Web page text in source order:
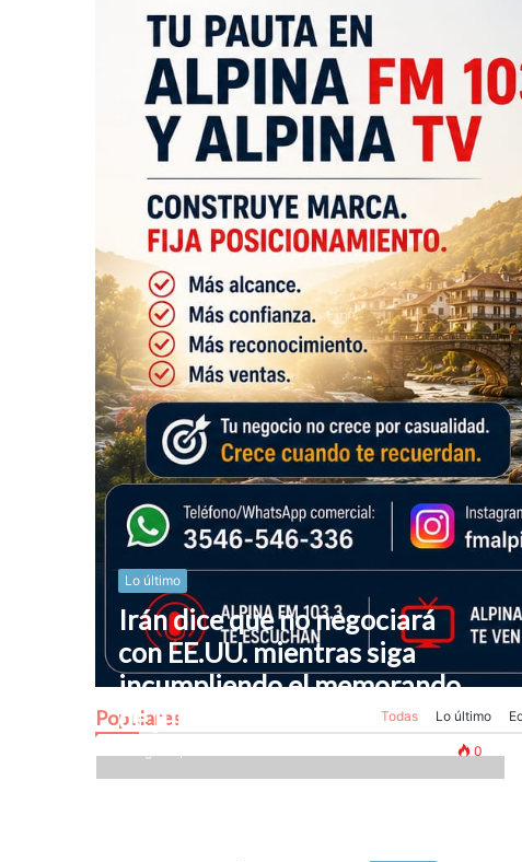
Populares Todas Lo último
Lo último
Irán dice que no negociará
con EE.UU. mientras siga
incumpliendo el memorando
de junio
0